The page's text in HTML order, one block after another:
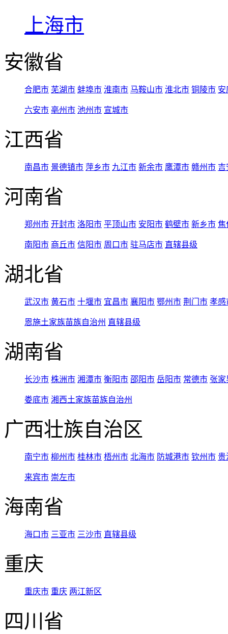
上海市
安徽省
合肥市 芜湖市 蚌埠市 淮南市 马鞍山市 淮北市 铜陵市 安
六安市 亳州市 池州市 宣城市
江西省
南昌市 景德镇市 萍乡市 九江市 新余市 鹰潭市 赣州市 吉
河南省
郑州市 开封市 洛阳市 平顶山市 安阳市 鹤壁市 新乡市 焦
南阳市 商丘市 信阳市 周口市 驻马店市 直辖县级
湖北省
武汉市 黄石市 十堰市 宜昌市 襄阳市 鄂州市 荆门市 孝感
恩施土家族苗族自治州 直辖县级
湖南省
长沙市 株洲市 湘潭市 衡阳市 邵阳市 岳阳市 常德市 张家
娄底市 湘西土家族苗族自治州
广西壮族自治区
南宁市 柳州市 桂林市 梧州市 北海市 防城港市 钦州市 贵
来宾市 崇左市
海南省
海口市 三亚市 三沙市 直辖县级
重庆
重庆市 重庆 两江新区
四川省